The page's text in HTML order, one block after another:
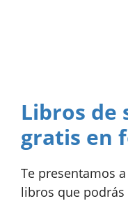
Libros de
gratis en
Te presentamos
libros que